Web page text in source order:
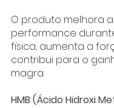
O produto melhora a
performance
física, aumenta a
contribui para o
magra.
HMB (Ácido Hidroxi